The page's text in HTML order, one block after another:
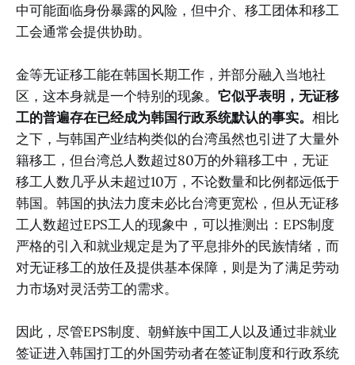
中可能面临身份暴露的风险，但中介、移工团体和移工
工会通常会提供协助。
金等无证移工能在韩国长期工作，并部分融入当地社
区，这本身就是一个特别的现象。 它似乎表明，无证移
工的普遍存在已经成为韩国行政系统默认的事实。 相比
之下，与韩国产业结构类似的台湾虽然也引进了大量外
籍移工，但台湾总人数超过80万的外籍移工中，无证
移工人数几乎从未超过10万，不论数量和比例都远低于
韩国。韩国的执法力度未必比台湾更宽松，但从无证移
工人数超过EPS工人的现象中，可以推测出：EPS制度
严格的引入和就业规定是为了平息排外的民族情绪，而
对无证移工的放任及提供基本保障，则是为了满足劳动
力市场对灵活劳工的需求。
因此，尽管EPS制度、朝鲜族中国工人以及通过非就业
签证进入韩国打工的外国劳动者在签证制度和行政系统